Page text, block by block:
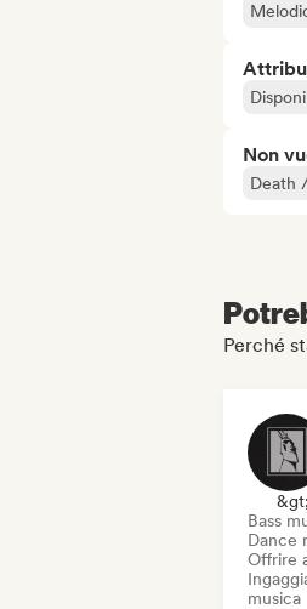
Non
Death
Perché
Bass
Dance
Offrire
musica